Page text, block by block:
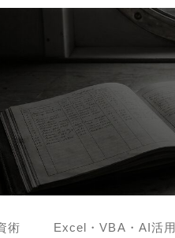
術 Excel・VBA・AI活用